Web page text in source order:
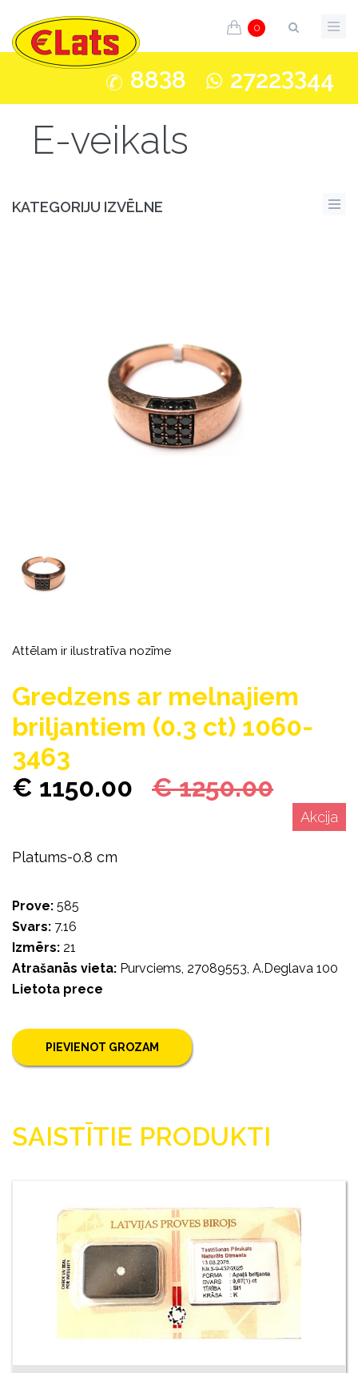
0
8838 27223344
E-veikals
KATEGORIJU IZVĒLNE
Attēlam ir ilustratīva nozīme
Gredzens ar melnajiem
briljantiem (0.3 ct) 1060-
3463
€ 1150.00 € 1250.00
Akcija
Platums-0.8 cm
Prove: 585
Svars: 7.16
Izmērs: 21
Atrašanās vieta: Purvciems, 27089553, A.Deglava 100
Lietota prece
PIEVIENOT GROZAM
SAISTĪTIE PRODUKTI